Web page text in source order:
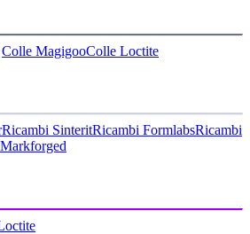
Colle MagigooColle Loctite
Ricambi SinteritRicambi FormlabsRicambi